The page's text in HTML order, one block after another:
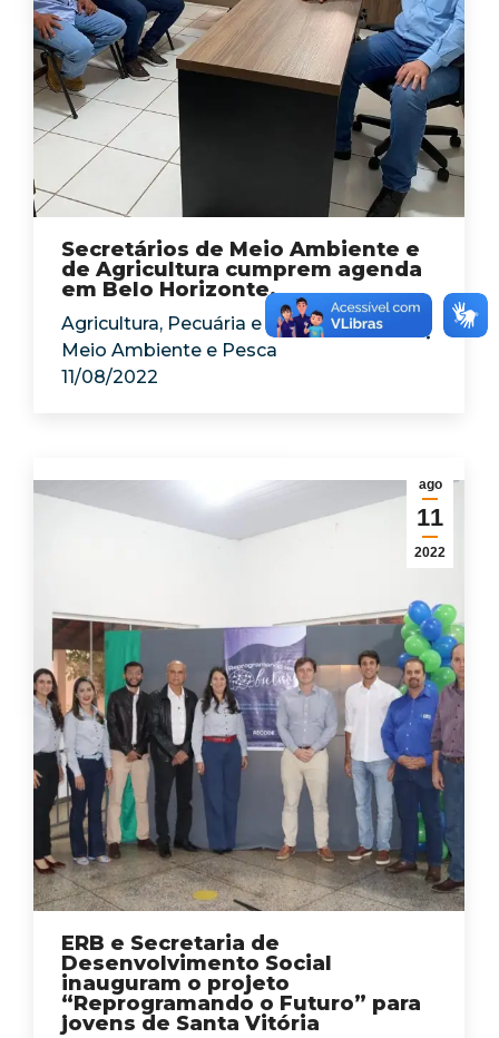
Secretários de Meio Ambiente e
de Agricultura cumprem agenda
em Belo Horizonte.
Agricultura, Pecuária e Abastecimento
Meio Ambiente e Pesca
11/08/2022
ago
11
2022
ERB e Secretaria de
Desenvolvimento Social
inauguram o projeto
“Reprogramando o Futuro” para
jovens de Santa Vitória